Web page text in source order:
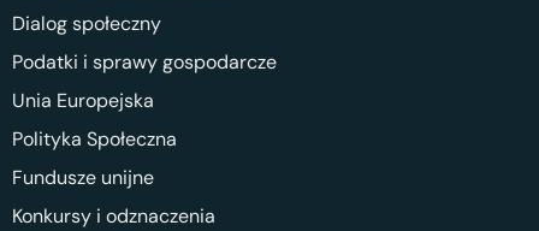
Dialog społeczny
Podatki i sprawy gospodarcze
Unia Europejska
Polityka Społeczna
Fundusze unijne
Konkursy i odznaczenia